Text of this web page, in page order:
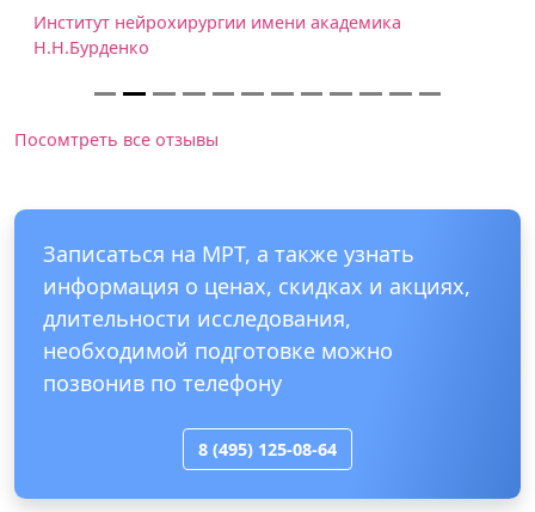
Институт нейрохирургии имени академика
Н.Н.Бурденко
Посомтреть все отзывы
Записаться на МРТ, а также узнать
информация о ценах, скидках и акциях,
длительности исследования,
необходимой подготовке можно
позвонив по телефону
8 (495) 125-08-64